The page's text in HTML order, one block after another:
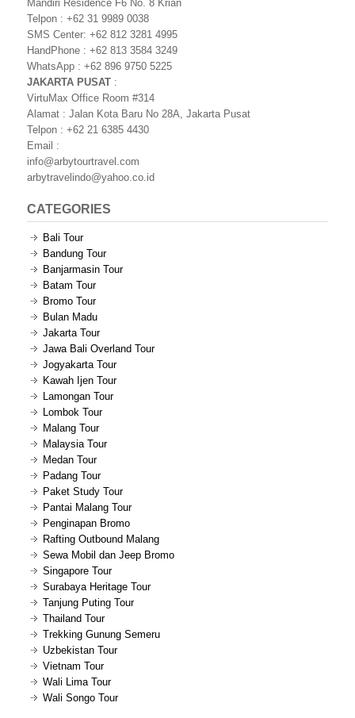
Mandiri Residence F6 No. 8 Krian
Telpon : +62 31 9989 0038
SMS Center: +62 812 3281 4995
HandPhone : +62 813 3584 3249
WhatsApp : +62 896 9750 5225
JAKARTA PUSAT :
VirtuMax Office Room #314
Alamat : Jalan Kota Baru No 28A, Jakarta Pusat
Telpon : +62 21 6385 4430
Email :
info@arbytourtravel.com
arbytravelindo@yahoo.co.id
CATEGORIES
Bali Tour
Bandung Tour
Banjarmasin Tour
Batam Tour
Bromo Tour
Bulan Madu
Jakarta Tour
Jawa Bali Overland Tour
Jogyakarta Tour
Kawah Ijen Tour
Lamongan Tour
Lombok Tour
Malang Tour
Malaysia Tour
Medan Tour
Padang Tour
Paket Study Tour
Pantai Malang Tour
Penginapan Bromo
Rafting Outbound Malang
Sewa Mobil dan Jeep Bromo
Singapore Tour
Surabaya Heritage Tour
Tanjung Puting Tour
Thailand Tour
Trekking Gunung Semeru
Uzbekistan Tour
Vietnam Tour
Wali Lima Tour
Wali Songo Tour